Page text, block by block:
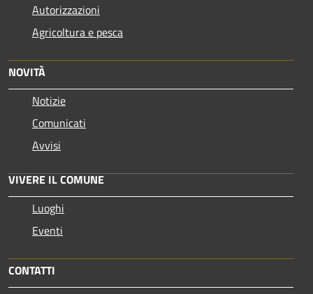
Autorizzazioni
Agricoltura e pesca
NOVITÀ
Notizie
Comunicati
Avvisi
VIVERE IL COMUNE
Luoghi
Eventi
CONTATTI